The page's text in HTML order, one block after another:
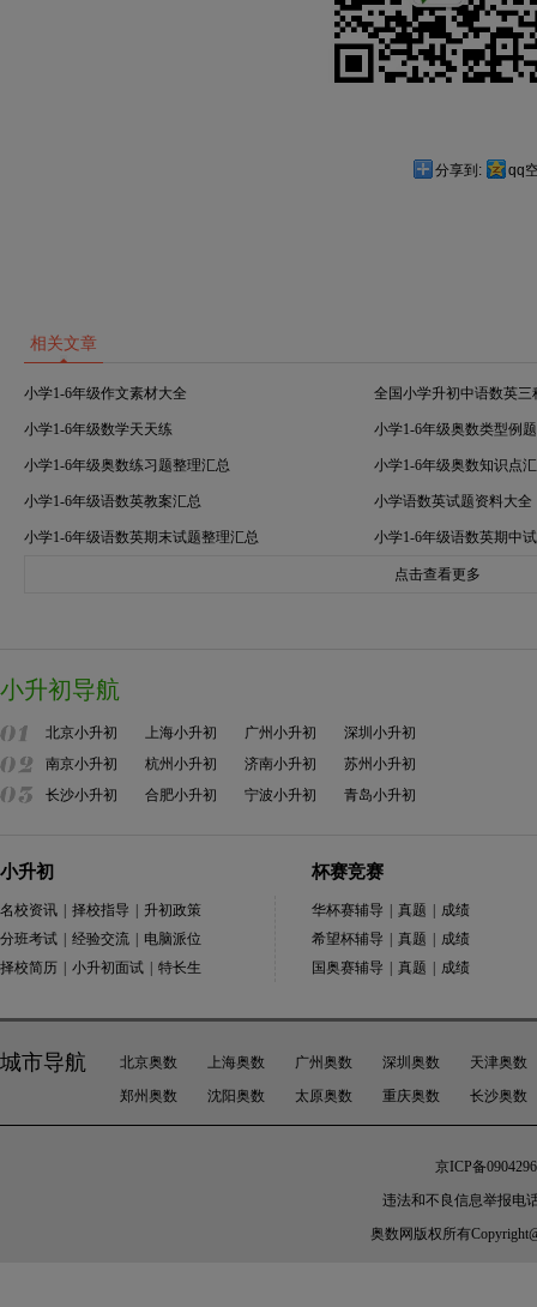
分享到: qq
相关文章
小学1-6年级作文素材大全 全国小学升初中语数英三
小学1-6年级数学天天练 小学1-6年级奥数类型例
小学1-6年级奥数练习题整理汇总 小学1-6年级奥数知识点
小学1-6年级语数英教案汇总 小学语数英试题资料大全
小学1-6年级语数英期末试题整理汇总 小学1-6年级语数英期中
点击查看更多
小升初导航
北京小升初 上海小升初 广州小升初
深圳小升初
南京小升初
杭州小升初 济南小升初
苏州小升初
长沙小升初
合肥小升初 宁波小升初 青岛小升初
小升初
名校资讯 择校指导
升初政策
分班考试
经验交流
电脑派位
择校简历
小升初面试 特长生
杯赛竞赛
华杯赛辅导 真题
成绩
希望杯辅导
真题
成绩
国奥赛辅导
真题 成绩
城市导航 北京奥数 上海奥数 广州奥数 深圳奥数
天津奥数
郑州奥数
沈阳奥数 太原奥数 重庆奥数 长沙奥数
京ICP备
违法和不良信息举报电
奥数网 版权所有